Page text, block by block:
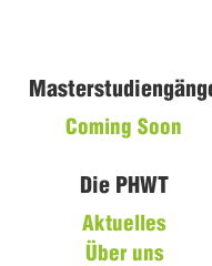
Coming Soon
Die PHWT
Aktuelles
Über uns